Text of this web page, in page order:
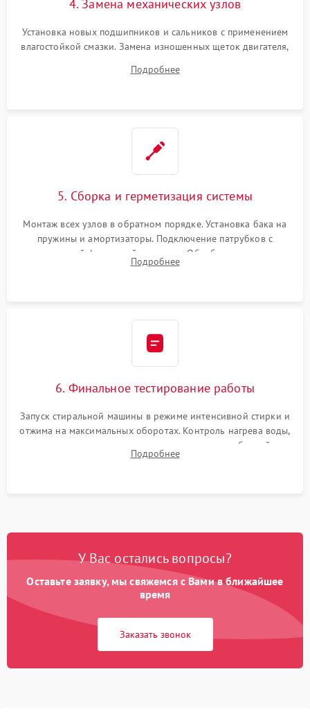
4. Замена механических узлов
Установка новых подшипников и сальников с применением
влагостойкой смазки. Замена изношенных щеток двигателя,
или поврежденной резиновой манжеты.
Подробнее
5. Сборка и герметизация системы
Монтаж всех узлов в обратном порядке. Установка бака на
пружины и амортизаторы. Подключение патрубков с
надежной фиксацией хомутами. Обработка стыков
герметиком для предотвращения возможных протечек воды.
Подробнее
6. Финальное тестирование работы
Запуск стиральной машины в режиме интенсивной стирки и
отжима на максимальных оборотах. Контроль нагрева воды,
корректности слива, отсутствия излишних вибраций,
посторонних стуков и протечек под корпусом.
Подробнее
У Вас остались вопросы?
Оставьте заявку, мы свяжемся с Вами в ближайшее
время
Заказать звонок